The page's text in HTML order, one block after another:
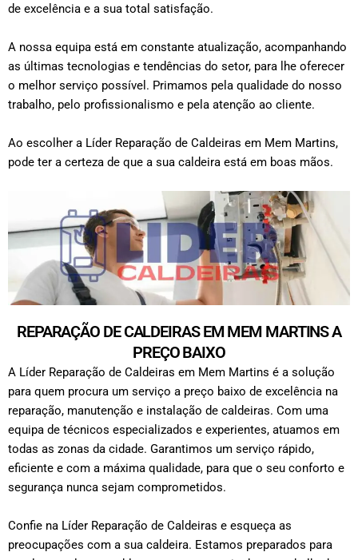
de excelência e a sua total satisfação.
A nossa equipa está em constante atualização, acompanhando
as últimas tecnologias e tendências do setor, para lhe oferecer
o melhor serviço possível. Primamos pela qualidade do nosso
trabalho, pelo profissionalismo e pela atenção ao cliente.
Ao escolher a Líder Reparação de Caldeiras em Mem Martins,
pode ter a certeza de que a sua caldeira está em boas mãos.
REPARAÇÃO DE CALDEIRAS EM MEM MARTINS A
PREÇO BAIXO
A Líder Reparação de Caldeiras em Mem Martins é a solução
para quem procura um serviço a preço baixo de excelência na
reparação, manutenção e instalação de caldeiras. Com uma
equipa de técnicos especializados e experientes, atuamos em
todas as zonas da cidade. Garantimos um serviço rápido,
eficiente e com a máxima qualidade, para que o seu conforto e
segurança nunca sejam comprometidos.
Confie na Líder Reparação de Caldeiras e esqueça as
preocupações com a sua caldeira. Estamos preparados para